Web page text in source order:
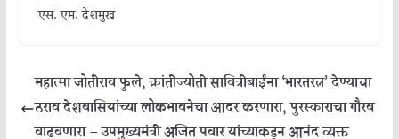
एस. एम. देशमुख
महात्मा जोतीराव फुले, क्रांतीज्योती सावित्रीबाईंना ‘भारतरत्न’ देण्याचा
ठराव देशवासियांच्या लोकभावनेचा आदर करणारा, पुरस्काराचा गौरव
वाढवणारा – उपमुख्यमंत्री अजित पवार यांच्याकडून आनंद व्यक्त